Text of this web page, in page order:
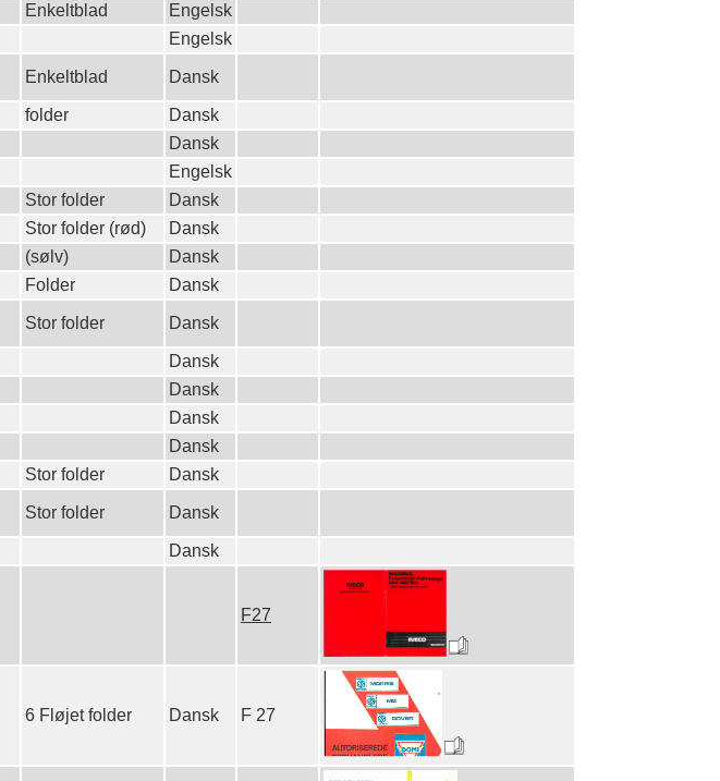
Enkeltblad
Engelsk
Engelsk
Enkeltblad Dansk
folder
Dansk
Dansk
Engelsk
Stor folder
Dansk
Stor folder (rød)
Dansk
(sølv)
Dansk
Folder Dansk
Stor folder Dansk
Dansk
Dansk
Dansk
Dansk
Stor folder Dansk
Stor folder Dansk
Dansk
F27
6 Fløjet folder Dansk F 27